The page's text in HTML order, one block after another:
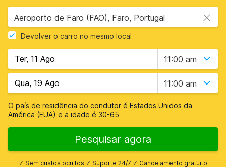
Aeroporto de Faro (FAO), Faro, Portugal
Devolver o carro no mesmo local
11:00 am
11:00 am
O país de residência do condutor é Estados Unidos da
América (EUA) e a idade é 30-65
Pesquisar agora
✓ Sem custos ocultos ✓ Suporte 24/7 ✓ Cancelamento gratuito